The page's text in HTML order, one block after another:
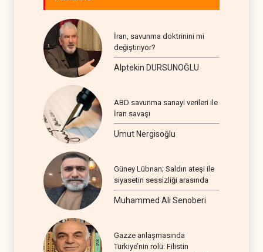
İran, savunma doktrinini mi
değiştiriyor?
Alptekin DURSUNOĞLU
ABD savunma sanayi verileri ile
İran savaşı
Umut Nergisoğlu
Güney Lübnan; Saldırı ateşi ile
siyasetin sessizliği arasında
Muhammed Ali Senoberi
Gazze anlaşmasında
Türkiye’nin rolü: Filistin